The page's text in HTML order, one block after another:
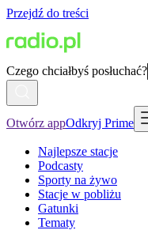
Przejdź do treści
Czego chciałbyś posłuchać?
Otwórz appOdkryj Prime
Najlepsze stacje
Podcasty
Sporty na żywo
Stacje w pobliżu
Gatunki
Tematy